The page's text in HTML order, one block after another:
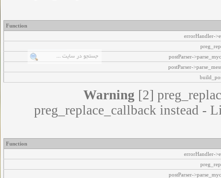
Function
errorHandler-
postParser-
postParser-
Warning [2]
preg_replace_callback instead -
Function
errorHandler-
postParser-